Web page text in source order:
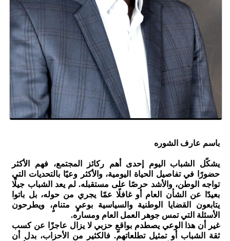
باسم عارف الشوره
يشكّل الشباب اليوم إحدى أهم ركائز المجتمع، فهم الأكثر
حضورًا في تفاصيل الحياة اليومية، والأكثر وعيًا بالتحديات التي
تواجه الوطن، والأشد حرصًا على مستقبله. لم يعد الشباب جيلًا
بعيدًا عن الشأن العام أو غافلًا عمّا يجري من حوله، بل باتوا
يتابعون القضايا الوطنية والسياسية بوعيٍ متنامٍ، ويطرحون
الأسئلة التي تمس جوهر العمل العام ومساره.
غير أن هذا الوعي يصطدم بواقعٍ حزبي لا يزال عاجزًا عن كسب
ثقة الشباب أو تمثيل تطلعاتهم. فالكثير من الأحزاب، بدل أن